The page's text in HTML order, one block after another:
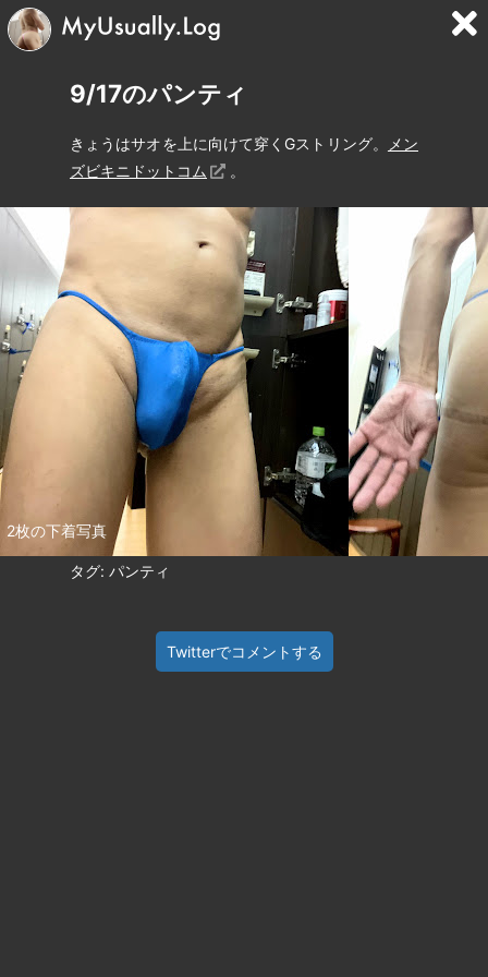
9/17のパンティ
きょうはサオを上に向けて穿くGストリング。
メン
ズビキニドットコム
。
2枚の下着写真
タグ: パンティ
Twitterでコメントする